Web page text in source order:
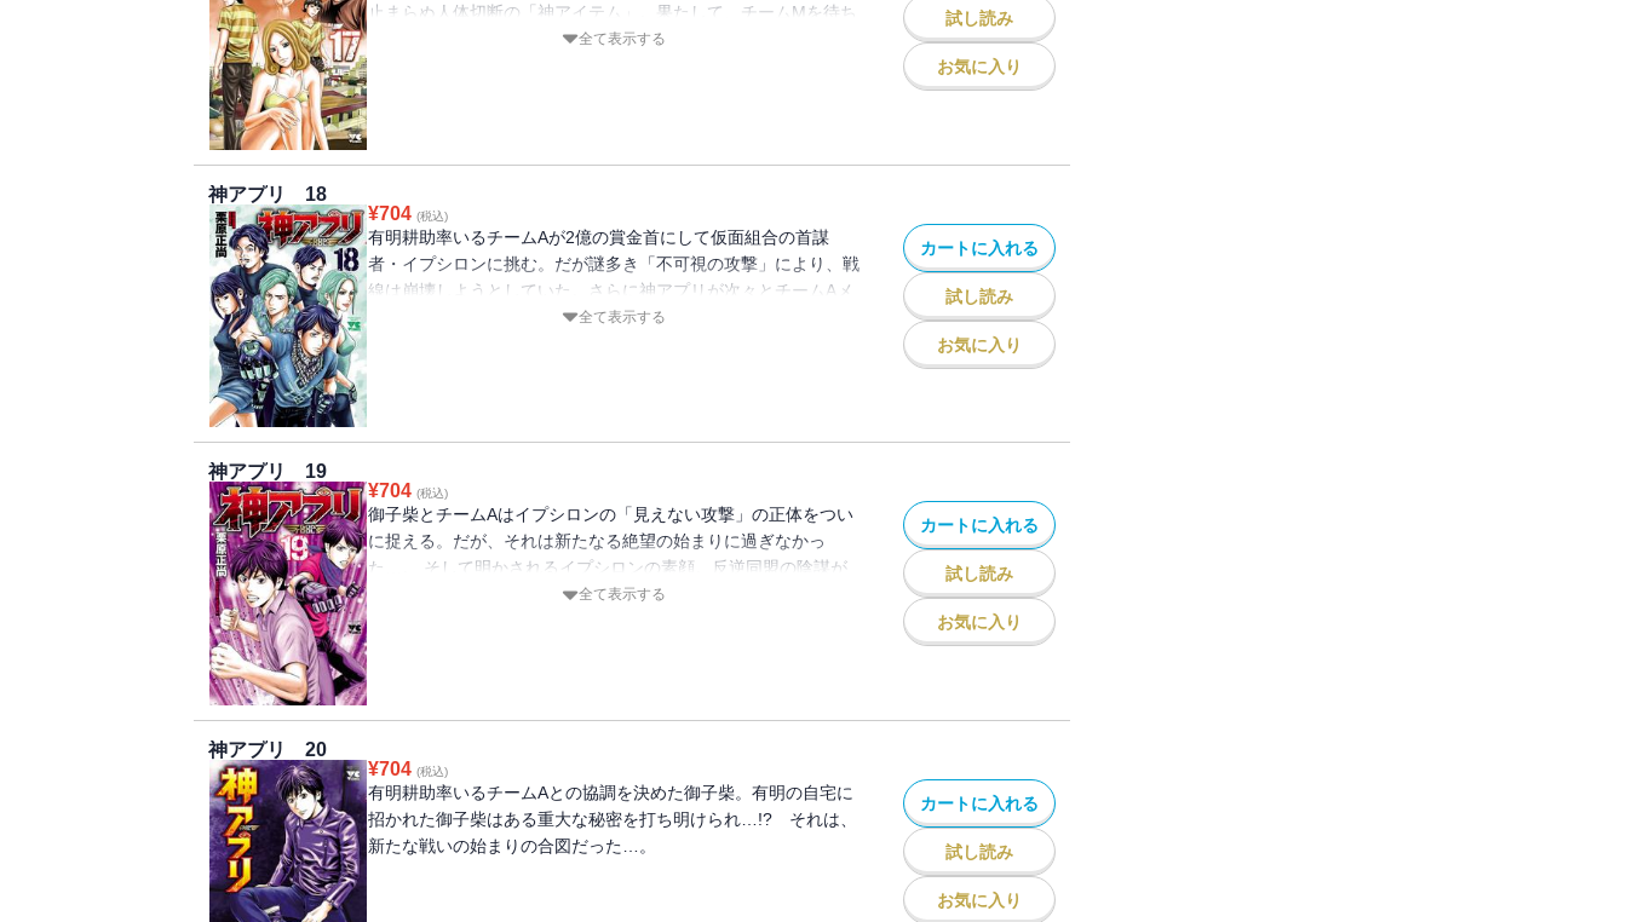
止まらぬ人体切断の「神アイテム」。果たして、チームMを待ち
全て表示する
試し読み
お気に入り
神アプリ 18
¥704 (税込)
有明耕助率いるチームAが2億の賞金首にして仮面組合の首謀
者・イプシロンに挑む。だが謎多き「不可視の攻撃」により、戦
線は崩壊しようとしていた。さらに神アプリが次々とチームAメ
ンバーの「死亡フラグ」を示し始める……!!
全て表示する
カートに入れる
試し読み
お気に入り
神アプリ 19
¥704 (税込)
御子柴とチームAはイプシロンの「見えない攻撃」の正体をつい
に捉える。だが、それは新たなる絶望の始まりに過ぎなかっ
た…。 そして明かされるイプシロンの素顔。反逆同盟の陰謀が
全て表示する
カートに入れる
試し読み
お気に入り
神アプリ 20
¥704 (税込)
有明耕助率いるチームAとの協調を決めた御子柴。有明の自宅に
招かれた御子柴はある重大な秘密を打ち明けられ…!? それは、
新たな戦いの始まりの合図だった…。
カートに入れる
試し読み
お気に入り